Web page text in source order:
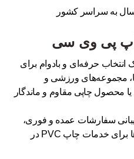
به سراسر کشور
پی وی سی
حرفه‌ای و بادوام برای
مجموعه‌های ورزشی و
محصول چاپی مقاوم و ماندگار
سفارشات عمده و فوری،
آکادیزاین یکی از بهترین مجموعه‌ها برای خدمات چاپ PVC در